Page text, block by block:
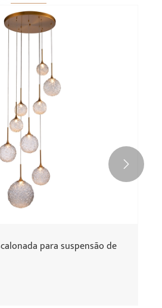
para suspensão de
